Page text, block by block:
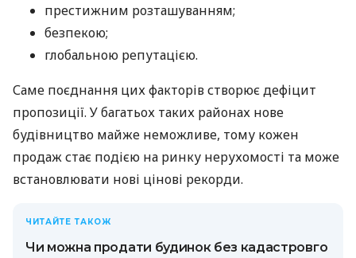
престижним розташуванням;
безпекою;
глобальною репутацією.
Саме поєднання цих факторів створює дефіцит
пропозиції. У багатьох таких районах нове
будівництво майже неможливе, тому кожен
продаж стає подією на ринку нерухомості та може
встановлювати нові цінові рекорди.
ЧИТАЙТЕ ТАКОЖ
Чи можна продати будинок без кадастровго